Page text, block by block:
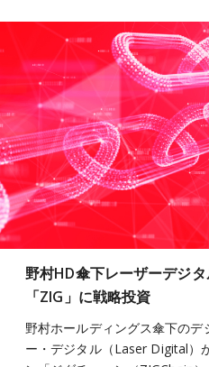
野村HD傘下レーザーデジ
「ZIG」に戦略投資
野村ホールディングス傘下の
ー・デジタル（Laser Digital）